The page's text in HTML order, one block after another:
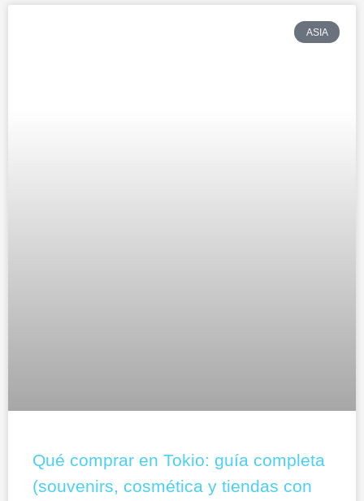
ASIA
Qué comprar en Tokio: guía completa
(souvenirs, cosmética y tiendas con